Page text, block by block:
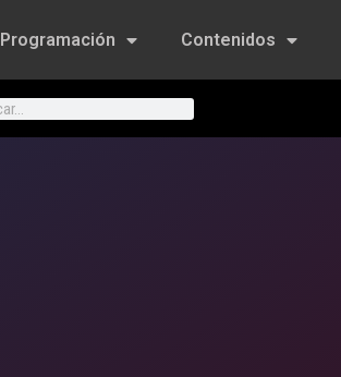
Programación Contenidos